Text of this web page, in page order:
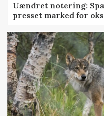
Uændret notering:
presset marked for